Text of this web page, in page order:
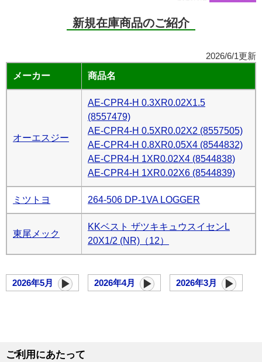
新規在庫商品のご紹介
2026/6/1更新
メーカー
商品名
オーエスジー
AE-CPR4-H 0.3XR0.02X1.5
(8557479)
AE-CPR4-H 0.5XR0.02X2 (8557505)
AE-CPR4-H 0.8XR0.05X4 (8544832)
AE-CPR4-H 1XR0.02X4 (8544838)
AE-CPR4-H 1XR0.02X6 (8544839)
ミツトヨ 264-506 DP-1VA LOGGER
東尾メック
KKベスト ザツキキュウスイセンL
20X1/2 (NR)（12）
2026年5月 ▶ 2026年4月 ▶ 2026年3月 ▶
ご利用にあたって